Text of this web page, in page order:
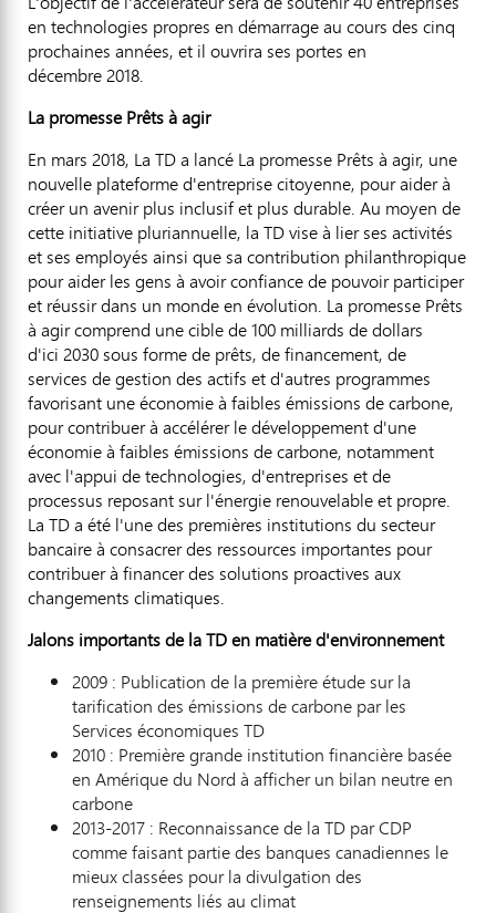
en technologies propres en démarrage au cours des cinq
prochaines années, et il ouvrira ses portes en
décembre 2018.
La promesse Prêts à agir
En mars 2018, La TD a lancé La promesse Prêts à agir, une
nouvelle plateforme d'entreprise citoyenne, pour aider à
créer un avenir plus inclusif et plus durable. Au moyen de
cette initiative pluriannuelle, la TD vise à lier ses activités
et ses employés ainsi que sa contribution philanthropique
pour aider les gens à avoir confiance de pouvoir participer
et réussir dans un monde en évolution. La promesse Prêts
à agir comprend une cible de 100 milliards de dollars
d'ici 2030 sous forme de prêts, de financement, de
services de gestion des actifs et d'autres programmes
favorisant une économie à faibles émissions de carbone,
pour contribuer à accélérer le développement d'une
économie à faibles émissions de carbone, notamment
avec l'appui de technologies, d'entreprises et de
processus reposant sur l'énergie renouvelable et propre.
La TD a été l'une des premières institutions du secteur
bancaire à consacrer des ressources importantes pour
contribuer à financer des solutions proactives aux
changements climatiques.
Jalons importants de la TD en matière d'environnement
2009 : Publication de la première étude sur la
tarification des émissions de carbone par les
Services économiques TD
2010 : Première grande institution financière basée
en Amérique du Nord à afficher un bilan neutre en
carbone
2013-2017 : Reconnaissance de la TD par CDP
comme faisant partie des banques canadiennes le
mieux classées pour la divulgation des
renseignements liés au climat